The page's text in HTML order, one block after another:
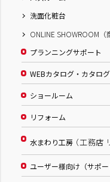
洗面化粧台
ONLINE SHOWROOM（
プランニングサポート
WEBカタログ・カタロ
ショールーム
リフォーム
水まわり工房 （工務店
ユーザー様向け（サポー